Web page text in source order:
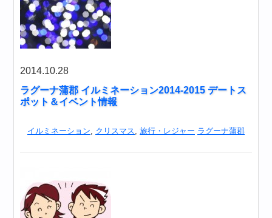
2014.10.28
ラグーナ蒲郡 イルミネーション2014-2015 デートス
ポット＆イベント情報
イルミネーション, クリスマス, 旅行・レジャー ラグーナ蒲郡